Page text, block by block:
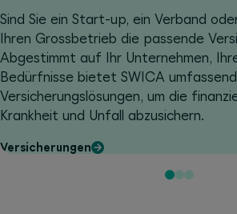
Sind Sie ein Start-up, ein Verband
Ihren Grossbetrieb die passende
Abgestimmt auf Ihr Unternehmen,
Bedürfnisse bietet SWICA
Versicherungslösungen, um die
Krankheit und Unfall abzusichern.
Versicherungen